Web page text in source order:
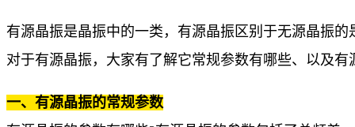
有源晶振是晶振中的一类，有源晶振区别于无源晶振
对于有源晶振，大家有了解它常规参数有哪些、以及
一、有源晶振的常规参数